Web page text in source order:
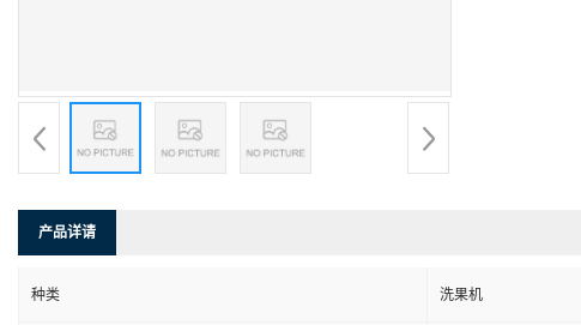
产品详请
种类 洗果机